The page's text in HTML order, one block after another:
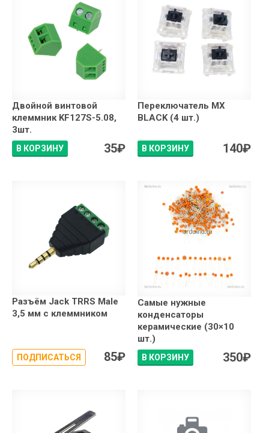
Двойной винтовой
клеммник KF127S-5.08,
3шт.
В КОРЗИНУ 35₽
Переключатель MX
BLACK (4 шт.)
В КОРЗИНУ 140₽
Разъём Jack TRRS Male
3,5 мм с клеммником
ПОДПИСАТЬСЯ 85₽
Самые нужные
конденсаторы
керамические (30×10
шт.)
В КОРЗИНУ 350₽